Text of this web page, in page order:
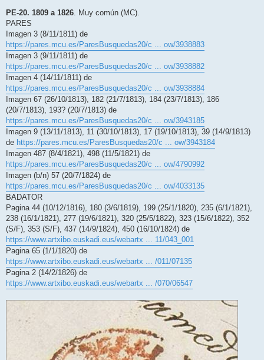
PE-20. 1809 a 1826 . Muy común (MC).
PARES
Imagen 3 (8/11/1811) de
https://pares.mcu.es/ParesBusquedas20/c ... ow/3938883
Imagen 3 (9/11/1811) de
https://pares.mcu.es/ParesBusquedas20/c ... ow/3938882
Imagen 4 (14/11/1811) de
https://pares.mcu.es/ParesBusquedas20/c ... ow/3938884
Imagen 67 (26/10/1813), 182 (21/7/1813), 184 (23/7/1813), 186
(20/7/1813), 193? (20/7/1813) de
https://pares.mcu.es/ParesBusquedas20/c ... ow/3943185
Imagen 9 (13/11/1813), 11 (30/10/1813), 17 (19/10/1813), 39 (14/9/1813)
de https://pares.mcu.es/ParesBusquedas20/c ... ow/3943184
Imagen 487 (8/4/1821), 498 (11/5/1821) de
https://pares.mcu.es/ParesBusquedas20/c ... ow/4790992
Imagen (b/n) 57 (20/7/1824) de
https://pares.mcu.es/ParesBusquedas20/c ... ow/4033135
BADATOR
Pagina 44 (10/12/1816), 180 (3/6/1819), 199 (25/1/1820), 235 (6/1/1821),
238 (16/1/1821), 277 (19/6/1821), 320 (25/5/1822), 323 (15/6/1822), 352
(S/F), 353 (S/F), 437 (14/9/1824), 450 (16/10/1824) de
https://www.artxibo.euskadi.eus/webartx ... 11/043_001
Pagina 65 (1/1/1820) de
https://www.artxibo.euskadi.eus/webartx ... /011/07135
Pagina 2 (14/2/1826) de
https://www.artxibo.euskadi.eus/webartx ... /070/06547